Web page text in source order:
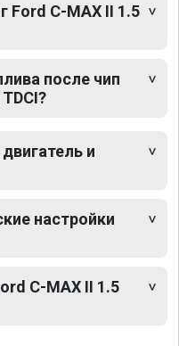
Ford C-MAX II 1.5
после чип
и
настройки
C-MAX II 1.5